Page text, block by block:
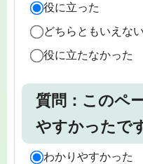
役に立った
どちらともいえない
役に立たなかった
質問：このペ
やすかったで
わかりやすかった